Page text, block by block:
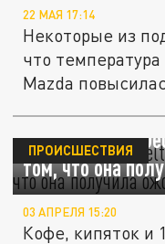
22 МАЯ 17:14
Некоторые из
что
Mazda
Авиакомпания
том, что она
ПРОИСШЕСТВИЯ
03 АПРЕЛЯ 15:20
Кофе, кипяток и